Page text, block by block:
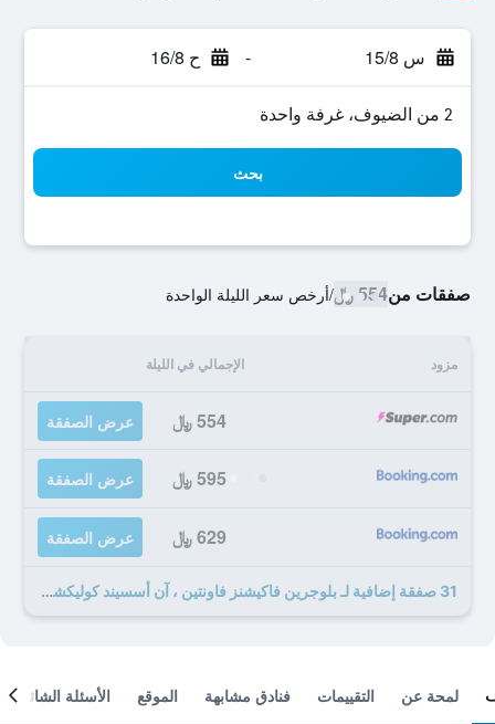
س 15/8 - ح 16/8
2 من الضيوف، غرفة واحدة
بحث
صفقات من554 ﷼ /أرخص سعر الليلة الواحدة
مزود الإجمالي في الليلة
554 ﷼ عرض الصفقة
595 ﷼ عرض الصفقة
629 ﷼ عرض الصفقة
31 صفقة إضافية لـ بلوجرين فاكيشنز فاونتين ، آن أسسيند كوليكشن ريزورت
لمحة عن التقييمات فنادق مشابهة الموقع الأسئلة الشائعة